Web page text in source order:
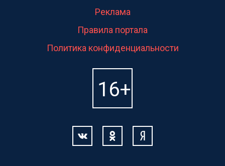
Реклама
Правила портала
Политика конфиденциальности